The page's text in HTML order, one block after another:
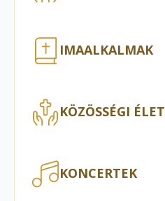
IMAALKALMAK
KÖZÖSSÉGI ÉLET
KONCERTEK